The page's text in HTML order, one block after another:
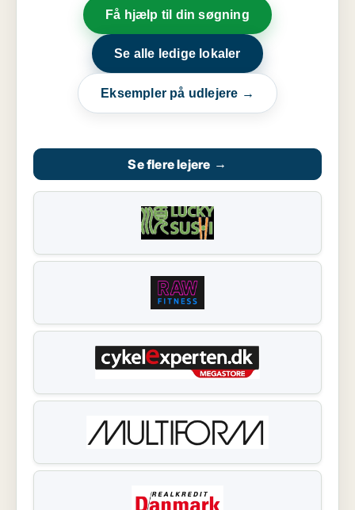
Få hjælp til din søgning
Se alle ledige lokaler
Eksempler på udlejere →
Se flere lejere →